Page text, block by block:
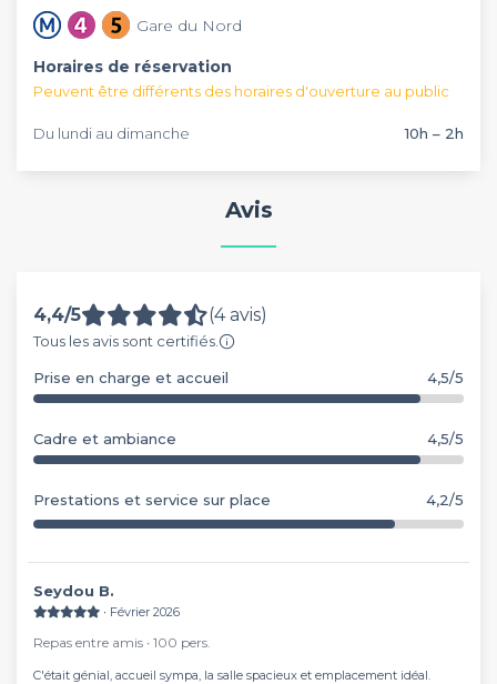
Gare du Nord
Horaires de réservation
Peuvent être différents des horaires d'ouverture au public
Du lundi au dimanche 10h – 2h
Avis
4,4/5 (4 avis)
Tous les avis sont certifiés.
Prise en charge et accueil 4,5/5
Cadre et ambiance 4,5/5
Prestations et service sur place 4,2/5
Seydou B.
∙ Février 2026
Repas entre amis ∙ 100 pers.
C'était génial, accueil sympa, la salle spacieux et emplacement idéal.